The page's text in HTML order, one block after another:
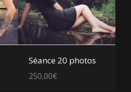
Voir les détails
Séance 20 photos
250,00€